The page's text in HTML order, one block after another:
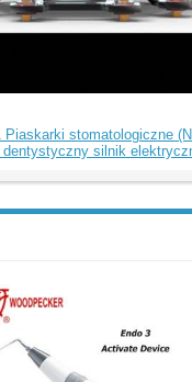
stomatologiczne
silnik